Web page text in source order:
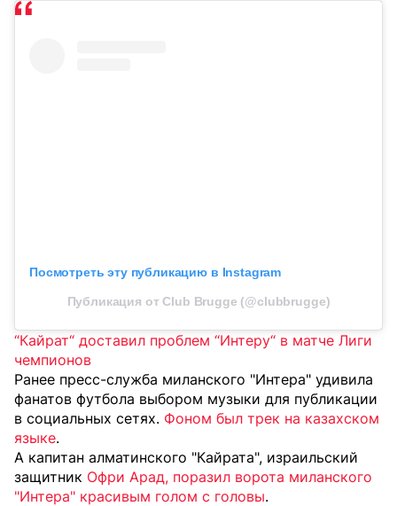
Посмотреть эту публикацию в Instagram
Публикация от Club Brugge (@clubbrugge)
“Кайрат“ доставил проблем “Интеру“ в матче Лиги
чемпионов
Ранее пресс-служба миланского "Интера" удивила
фанатов футбола выбором музыки для публикации
в социальных сетях. Фоном был трек на казахском
языке.
А капитан алматинского "Кайрата", израильский
защитник Офри Арад, поразил ворота миланского
"Интера" красивым голом с головы.